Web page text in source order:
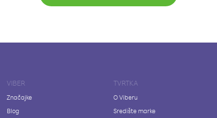
VIBER
Značajke
Blog
TVRTKA
O Viberu
Središte marke